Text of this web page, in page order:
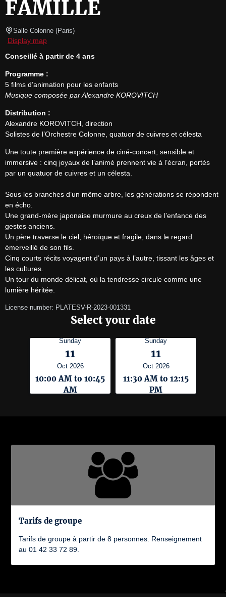
FAMILLE
Salle Colonne (Paris)
Display map
Conseillé à partir de 4 ans
Programme :
Musique composée par Alexandre KOROVITCH
Distribution :
Alexandre KOROVITCH, direction
Solistes de l’Orchestre Colonne, quatuor de cuivres et célesta
Une toute première expérience de ciné-concert, sensible et
immersive : cinq joyaux de l’animé prennent vie à l’écran, portés
par un quatuor de cuivres et un célesta.
Sous les branches d’un même arbre, les générations se répondent
en écho.
Une grand-mère japonaise murmure au creux de l’enfance des
gestes anciens.
Un père traverse le ciel, héroïque et fragile, dans le regard
émerveillé de son fils.
Cinq courts récits voyagent d’un pays à l’autre, tissant les âges et
les cultures.
Un tour du monde délicat, où la tendresse circule comme une
lumière héritée.
License number: PLATESV-R-2023-001331
Select your date
Sunday
11
Oct 2026
10:00 AM to 10:45
AM
Sunday
11
Oct 2026
11:30 AM to 12:15
PM
Tarifs de groupe
Tarifs de groupe à partir de 8 personnes. Renseignement
au 01 42 33 72 89.